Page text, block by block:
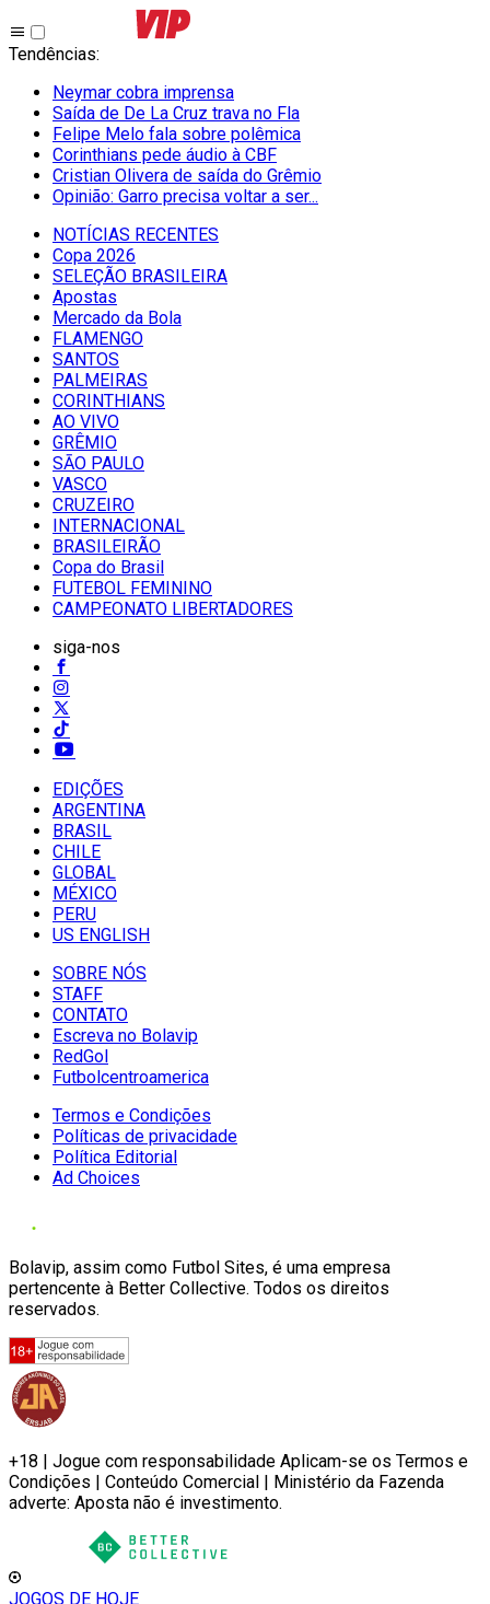
Tendências:
Neymar cobra imprensa
Saída de De La Cruz trava no Fla
Felipe Melo fala sobre polêmica
Corinthians pede áudio à CBF
Cristian Olivera de saída do Grêmio
Opinião: Garro precisa voltar a ser...
NOTÍCIAS RECENTES
Copa 2026
SELEÇÃO BRASILEIRA
Apostas
Mercado da Bola
FLAMENGO
SANTOS
PALMEIRAS
CORINTHIANS
AO VIVO
GRÊMIO
SĀO PAULO
VASCO
CRUZEIRO
INTERNACIONAL
BRASILEIRÃO
Copa do Brasil
FUTEBOL FEMININO
CAMPEONATO LIBERTADORES
siga-nos
EDIÇÕES
ARGENTINA
BRASIL
CHILE
GLOBAL
MÉXICO
PERU
US ENGLISH
SOBRE NÓS
STAFF
CONTATO
Escreva no Bolavip
RedGol
Futbolcentroamerica
Termos e Condições
Políticas de privacidade
Política Editorial
Ad Choices
Bolavip, assim como Futbol Sites, é uma empresa
pertencente à Better Collective. Todos os direitos
reservados.
+18 | Jogue com responsabilidade Aplicam-se os Termos e
Condições | Conteúdo Comercial | Ministério da Fazenda
adverte: Aposta não é investimento.
JOGOS DE HOJE